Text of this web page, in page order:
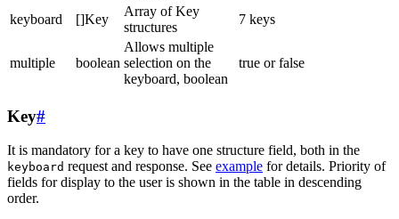
keyboard []Key
Array of Key
structures
7 keys
multiple boolean
Allows multiple
selection on the
keyboard, boolean
true or false
Key#
It is mandatory for a key to have one structure field, both in the
keyboard request and response. See example for details. Priority of
fields for display to the user is shown in the table in descending
order.